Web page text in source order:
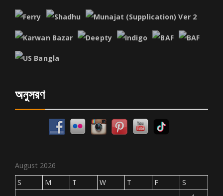
অনুসরণ
August 2026
S
M T W T F
S